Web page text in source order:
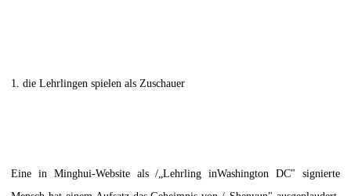
1. die Lehrlingen spielen als Zuschauer
Eine in Minghui-Website als /„Lehrling inWashington DC" signierte